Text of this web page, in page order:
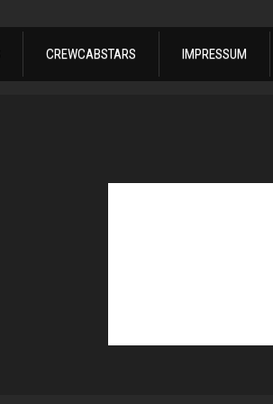
CREWCABSTARS IMPRESSUM